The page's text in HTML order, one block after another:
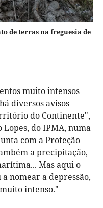
de terras na freguesia de
muito intensos
diversos avisos
do Continente",
do IPMA, numa
com a Proteção
a precipitação,
Mas aqui o
nomear a depressão,
intenso."